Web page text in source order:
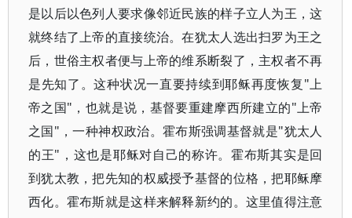
是以后以色列人要求像邻近民族的样子立人为王，这
就终结了上帝的直接统治。在犹太人选出扫罗为王之
后，世俗主权者便与上帝的维系断裂了，主权者不再
是先知了。这种状况一直要持续到耶稣再度恢复"上
帝之国"，也就是说，基督要重建摩西所建立的"上帝
之国"，一种神权政治。霍布斯强调基督就是"犹太人
的王"，这也是耶稣对自己的称许。霍布斯其实是回
到犹太教，把先知的权威授予基督的位格，把耶稣摩
西化。霍布斯就是这样来解释新约的。这里值得注意